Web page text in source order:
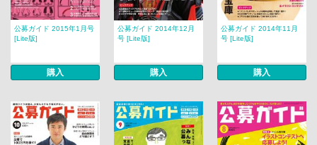
公募ガイド 2015年1月号
[Lite版]
購入
公募ガイド 2014年12月
号 [Lite版]
購入
公募ガイド 2014年11月
号 [Lite版]
購入